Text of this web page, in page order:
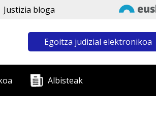
Justizia bloga
Egoitza judizial elektronikoa
Albisteak